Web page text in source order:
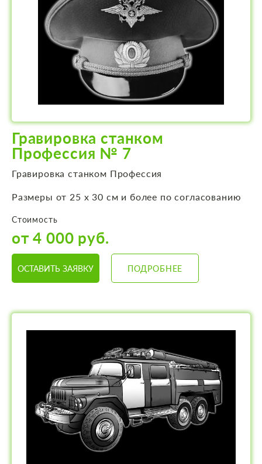
Гравировка станком
Профессия № 7
Гравировка станком Профессия
Размеры от 25 х 30 см и более по согласованию
Стоимость
от 4 000 руб.
ОСТАВИТЬ ЗАЯВКУ ПОДРОБНЕЕ